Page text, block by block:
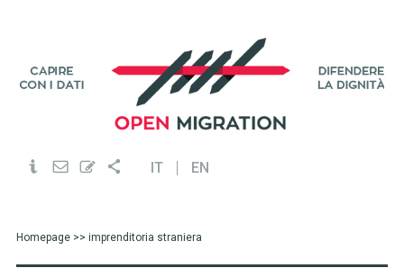
IT EN
Homepage>> imprenditoria straniera